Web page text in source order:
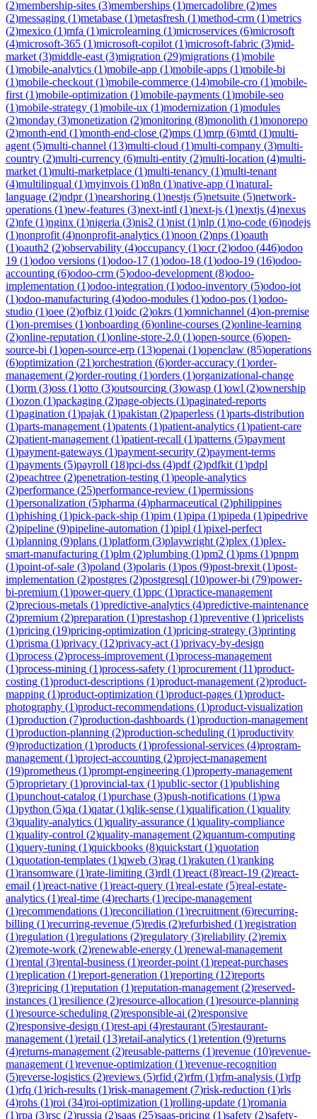
(2)membership-sites (3)memberships (1)mercadolibre (2)mes
(2)messaging (1)metabase (1)metasfresh (1)method-crm (1)metrics
(2)mexico (1)mfa (1)microlearning (1)microservices (6)microsoft
(4)microsoft-365 (1)microsoft-copilot (1)microsoft-fabric (3)mid-
market (3)middle-east (3)migration (29)migrations (1)mobile
(1)mobile-analytics (1)mobile-app (1)mobile-apps (1)mobile-bi
(1)mobile-checkout (1)mobile-commerce (14)mobile-cro (1)mobile-
first (1)mobile-optimization (1)mobile-payments (1)mobile-seo
(1)mobile-strategy (1)mobile-ux (1)modernization (1)modules
(2)monday (3)monetization (2)monitoring (8)monolith (1)monorepo
(2)month-end (1)month-end-close (2)mps (1)mrp (6)mtd (1)multi-
agent (5)multi-channel (13)multi-cloud (1)multi-company (3)multi-
country (2)multi-currency (6)multi-entity (2)multi-location (4)multi-
market (1)multi-marketplace (1)multi-tenancy (1)multi-tenant
(4)multilingual (1)myinvois (1)n8n (1)native-app (1)natural-
language (2)ndpr(1)nearshoring (1)nestjs (5)netsuite (5)network-
operations (1)new-features (3)next-intl (1)next-js (1)nextjs (4)nexus
(2)nfe (1)nginx (1)nigeria (3)nis2 (1)nist (1)nlp (1)no-code (6)nodejs
(1)nonprofit (4)nonprofit-analytics (1)noon (2)nps (1)oauth
(1)oauth2 (2)observability (4)occupancy (1)ocr(2)odoo (446)odoo
19 (1)odoo versions (1)odoo-17 (1)odoo-18 (1)odoo-19 (16)odoo-
accounting (6)odoo-crm (5)odoo-development (8)odoo-
implementation (1)odoo-integration (1)odoo-inventory (5)odoo-iot
(1)odoo-manufacturing (4)odoo-modules (1)odoo-pos (1)odoo-
studio (1)oee (2)ofbiz (1)oidc (2)okrs (1)omnichannel (4)on-premise
(1)on-premises (1)onboarding (6)online-courses (2)online-learning
(2)online-reputation (1)online-store-2.0 (1)open-source (6)open-
source-bi (1)open-source-erp (13)openai (1)openclaw (85)operations
(6)optimization (21)orchestration (6)order-accuracy (1)order-
management (2)order-routing (1)orders (1)organizational-change
(1)orm (3)oss (1)otto (3)outsourcing (3)owasp (1)owl (2)ownership
(1)ozon (1)packaging (2)page-objects (1)paginated-reports
(1)pagination (1)pajak (1)pakistan (2)paperless (1)parts-distribution
(1)parts-management (1)patents (1)patient-analytics (1)patient-care
(2)patient-management (1)patient-recall (1)patterns (5)payment
(1)payment-gateways (1)payment-security (2)payment-terms
(1)payments (5)payroll (18)pci-dss (4)pdf(2)pdfkit (1)pdpl
(2)peachtree (2)penetration-testing (1)people-analytics
(2)performance (25)performance-review (1)permissions
(1)personalization (5)pharma (4)pharmaceutical (2)philippines
(1)phishing (1)pick-pack-ship (1)pim (1)pipa (1)pipeda (1)pipedrive
(2)pipeline (9)pipeline-automation (1)pipl (1)pixel-perfect
(1)planning (9)plans (1)platform (3)playwright (2)plex (1)plex-
smart-manufacturing (1)plm (2)plumbing (1)pm2 (1)pms (1)pnpm
(1)point-of-sale (3)poland (3)polaris (1)pos (9)post-brexit (1)post-
implementation (2)postgres (2)postgresql (10)power-bi (79)power-
bi-premium (1)power-query (1)ppc (1)practice-management
(2)precious-metals (1)predictive-analytics (4)predictive-maintenance
(2)premium (2)preparation (1)prestashop (1)preventive (1)pricelists
(1)pricing (19)pricing-optimization (1)pricing-strategy (3)printing
(1)prisma (1)privacy (12)privacy-act (1)privacy-by-design
(1)process (2)process-improvement (1)process-management
(1)process-mining (1)process-safety (1)procurement (11)product-
costing (1)product-descriptions (1)product-management (2)product-
mapping (1)product-optimization (1)product-pages (1)product-
photography (1)product-recommendations (1)product-visualization
(1)production (7)production-dashboards (1)production-management
(1)production-planning (2)production-scheduling (1)productivity
(9)productization (1)products (1)professional-services (4)program-
management (1)project-accounting (2)project-management
(19)prometheus (1)prompt-engineering (1)property-management
(5)proprietary (1)provincial-tax (1)public-sector(1)publishing
(1)punchout-catalog (1)purchase (3)push-notifications (1)pwa
(1)python (5)qa (1)qatar(1)qlik-sense (1)qualification (1)quality
(3)quality-analytics (1)quality-assurance (1)quality-compliance
(1)quality-control (2)quality-management (2)quantum-computing
(1)query-tuning (1)quickbooks (8)quickstart (1)quotation
(1)quotation-templates (1)qweb (3)rag (1)rakuten (1)ranking
(1)ransomware (1)rate-limiting (3)rdl (1)react (8)react-19 (2)react-
email (1)react-native (1)react-query (1)real-estate (5)real-estate-
analytics (1)real-time (4)recharts (1)recipe-management
(1)recommendations (1)reconciliation (1)recruitment (6)recurring-
billing (1)recurring-revenue (5)redis (2)refurbished (1)registration
(1)regulation (1)regulations (2)regulatory (3)reliability (2)remix
(2)remote-work (2)renewable-energy (1)renewal-management
(1)rental (3)rental-business (1)reorder-point (1)repeat-purchases
(1)replication (1)report-generation (1)reporting (12)reports
(3)repricing (1)reputation (1)reputation-management (2)reserved-
instances (1)resilience (2)resource-allocation (1)resource-planning
(1)resource-scheduling (2)responsible-ai (2)responsive
(2)responsive-design (1)rest-api (4)restaurant (5)restaurant-
management (1)retail (13)retail-analytics (1)retention (9)returns
(4)returns-management (2)reusable-patterns (1)revenue (10)revenue-
management (1)revenue-optimization (1)revenue-recognition
(5)reverse-logistics (2)reviews (5)rfid (2)rfm (1)rfm-analysis (1)rfp
(1)rfq (1)rich-results (1)risk-management (7)risk-reduction (1)rls
(4)rohs (1)roi (34)roi-optimization (1)rolling-update (1)romania
(1)rpa (3)rsc (2)russia (2)saas (25)saas-pricing (1)safety (2)safety-